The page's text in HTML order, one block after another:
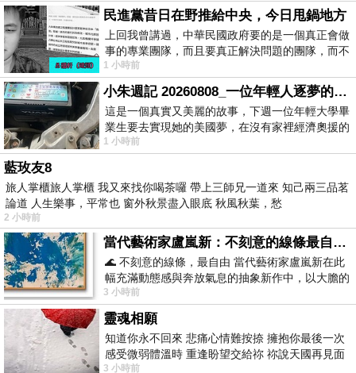
民進黨昔日在野推給中央，今日甩鍋地方
上回我曾講過，中華民國政府要的是一個真正會做
事的專業團隊，而且要真正解決問題的團隊，而不
是只會到處甩鍋的雙標團隊，最近民進黨
1 小時前
小朱週記 20260808_一位年輕人逐夢的真實故事
這是一個真實又美麗的故事，下週一位年輕大學畢
業生要去實現她的美國夢，在沒有家裡經濟奧援的
情況下，靠著自我努力工作累積出國基
1 小時前
藍玫友8
旅人掌櫃旅人掌櫃 我又來找你喝茶囉 帶上三師兄一道來 知己兩三品茗
論道 人生樂事，平常也 窗外秋景盡入眼底 秋風秋葉，愁
2 小時前
當代藝術家盧嵐新：不刻意的線條最自由，讓色彩流動、筆觸自己說話
🌊 不刻意的線條，最自由 當代藝術家盧嵐新在此
幅充滿動態感與奔放氣息的抽象新作中，以大膽的
藍色顏料在白色畫布上揮灑、壓印與流淌
3 小時前
靈魂相願
知道你永不回來 悲痛心情難按捺 擁抱你最後一次
感受微弱體溫時 重逢盼望交給祢 祢說天國再見面
此刻忍淚說別離 他日靈魂再
3 小時前